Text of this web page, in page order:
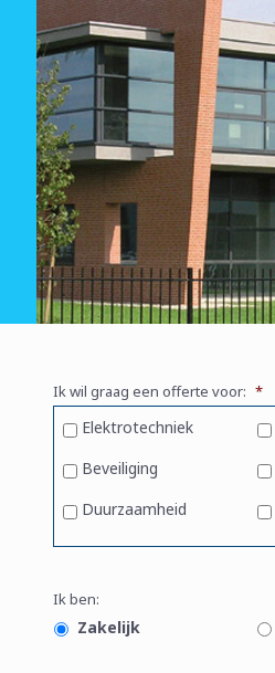
Ik wil graag een offerte voor: *
Elektrotechniek
Beveiliging
Duurzaamheid
Ik ben:
Zakelijk